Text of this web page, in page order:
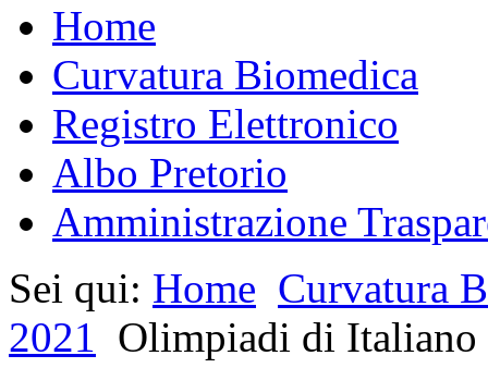
Home
Curvatura Biomedica
Registro Elettronico
Albo Pretorio
Amministrazione
Sei qui: Home Curvatura
2021
Olimpiadi di Italiano